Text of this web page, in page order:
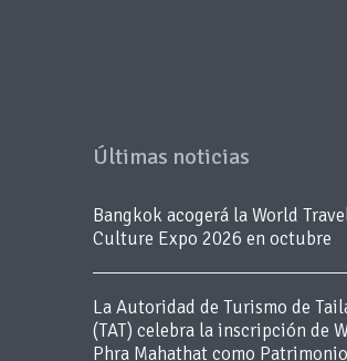
Últimas noticias
Bangkok acogerá la World
Culture Expo 2026 en octubre
La Autoridad de Turismo de
(TAT) celebra la inscripción de
Phra Mahathat como